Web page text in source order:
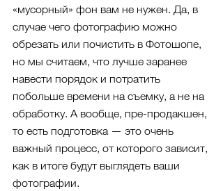
«мусорный» фон вам не нужен. Да, в
случае чего фотографию можно
обрезать или почистить в Фотошопе,
но мы считаем, что лучше заранее
навести порядок и потратить
побольше времени на съемку, а не на
обработку. А вообще, пре-продакшен,
то есть подготовка — это очень
важный процесс, от которого зависит,
как в итоге будут выглядеть ваши
фотографии.